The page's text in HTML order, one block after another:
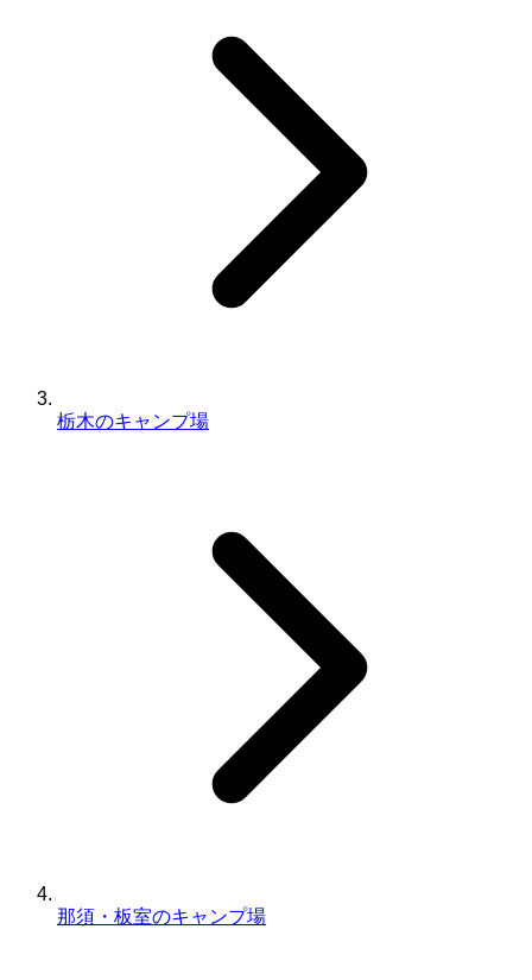
栃木のキャンプ場
那須・板室のキャンプ場